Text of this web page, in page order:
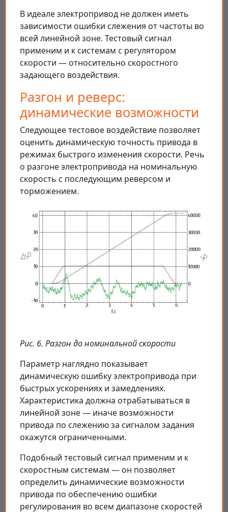
В идеале электропривод не должен иметь
зависимости ошибки слежения от частоты во
всей линейной зоне. Тестовый сигнал
применим и к системам с регулятором
скорости — относительно скоростного
задающего воздействия.
Разгон и реверс:
динамические возможности
Следующее тестовое воздействие позволяет
оценить динамическую точность привода в
режимах быстрого изменения скорости. Речь
о разгоне электропривода на номинальную
скорость с последующим реверсом и
торможением.
Рис. 6. Разгон до номинальной скорости
Параметр наглядно показывает
динамическую ошибку электропривода при
быстрых ускорениях и замедлениях.
Характеристика должна отрабатываться в
линейной зоне — иначе возможности
привода по слежению за сигналом задания
окажутся ограниченными.
Подобный тестовый сигнал применим и к
скоростным системам — он позволяет
определить динамические возможности
привода по обеспечению ошибки
регулирования во всем диапазоне скоростей